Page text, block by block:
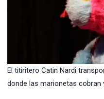
El titiritero Catin Nardi
donde las marionetas cobran